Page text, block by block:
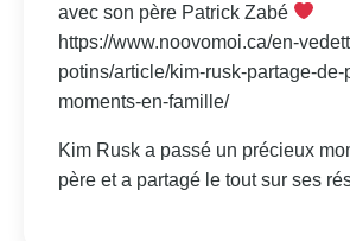
avec son père Patrick Zabé
https://www.noovomoi.ca/en-
potins/article/kim-rusk-partage-de-
moments-en-famille/
Kim Rusk a passé un précieux
père et a partagé le tout sur ses